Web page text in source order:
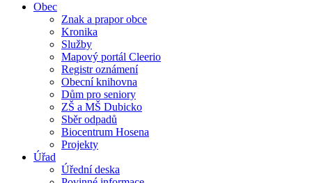
Obec
Znak a prapor obce
Kronika
Služby
Mapový portál Cleerio
Registr oznámení
Obecní knihovna
Dům pro seniory
ZŠ a MŠ Dubicko
Sběr odpadů
Biocentrum Hosena
Projekty
Úřad
Úřední deska